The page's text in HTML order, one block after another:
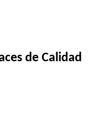
de Calidad